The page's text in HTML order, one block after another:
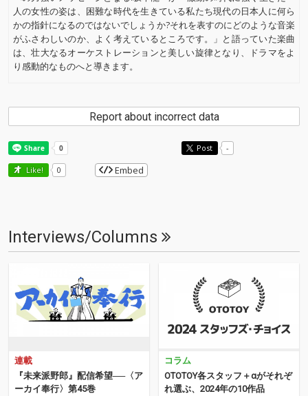
人の女性の姿は、困難な時代を生きている私たち現代の日本人に何ら
かの指針になるのではないでしょうか?それを表すのにどのような音楽
がふさわしいのか、よく考えているところです。」と語っていた楽曲
は、壮大なるオーケストレーションと美しい旋律となり、ドラマをよ
り感動的なものへと導きます。
Report about incorrect data
Post -
Like! 0 Embed
Interviews/Columns
連載
『未来派野郎』配信希望──〈ア
ーカイ奉行〉第45巻
コラム
OTOTOY各スタッフ＋αがそれぞ
れ選ぶ、2024年の10作品